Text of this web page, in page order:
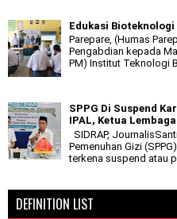
Edukasi
Parepare, (Humas
Pengabdian kepada
PM) Institut Teknologi
SPPG Di Suspend
IPAL, Ketua
SIDRAP,
Pemenuhan Gizi
terkena suspend atau
DEFINITION LIST